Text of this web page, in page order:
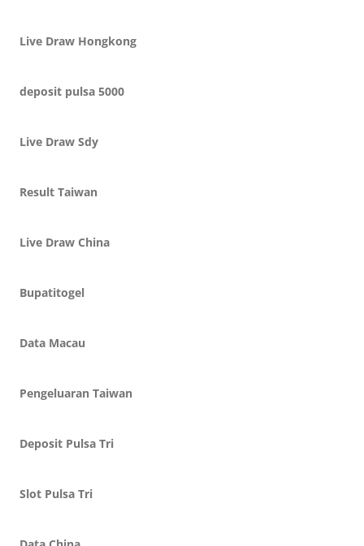
Live Draw Hongkong
deposit pulsa 5000
Live Draw Sdy
Result Taiwan
Live Draw China
Bupatitogel
Data Macau
Pengeluaran Taiwan
Deposit Pulsa Tri
Slot Pulsa Tri